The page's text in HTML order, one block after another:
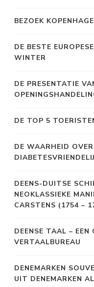
BEZOEK
DE BESTE
WINTER
DE PRESENTATIE
DE TOP 5
DE WAARHEID
DEENS-DUITSE
NEOKLASSIEKE
CARSTENS (1754 –
DEENSE TAAL –
VERTAALBUREAU
DENEMARKEN
UIT DENEMARKEN